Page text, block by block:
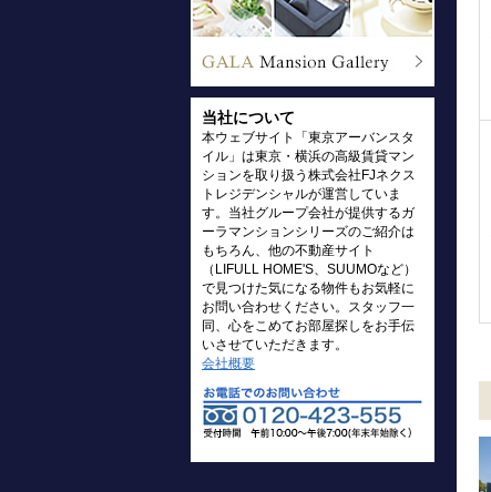
当社について
本ウェブサイト「東京アーバンスタ
イル」は東京・横浜の高級賃貸マン
ションを取り扱う株式会社FJネクス
トレジデンシャルが運営していま
す。当社グループ会社が提供するガ
ーラマンションシリーズのご紹介は
もちろん、他の不動産サイト
（LIFULL HOME'S、SUUMOなど）
で見つけた気になる物件もお気軽に
お問い合わせください。スタッフ一
同、心をこめてお部屋探しをお手伝
いさせていただきます。
会社概要